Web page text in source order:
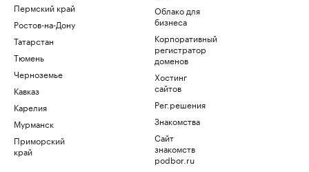
Пермский край
Ростов-на-Дону
Татарстан
Тюмень
Черноземье
Кавказ
Карелия
Мурманск
Приморский
край
Облако для
бизнеса
Корпоративный
регистратор
доменов
Хостинг
сайтов
Рег.решения
Знакомства
Сайт
знакомств
podbor.ru